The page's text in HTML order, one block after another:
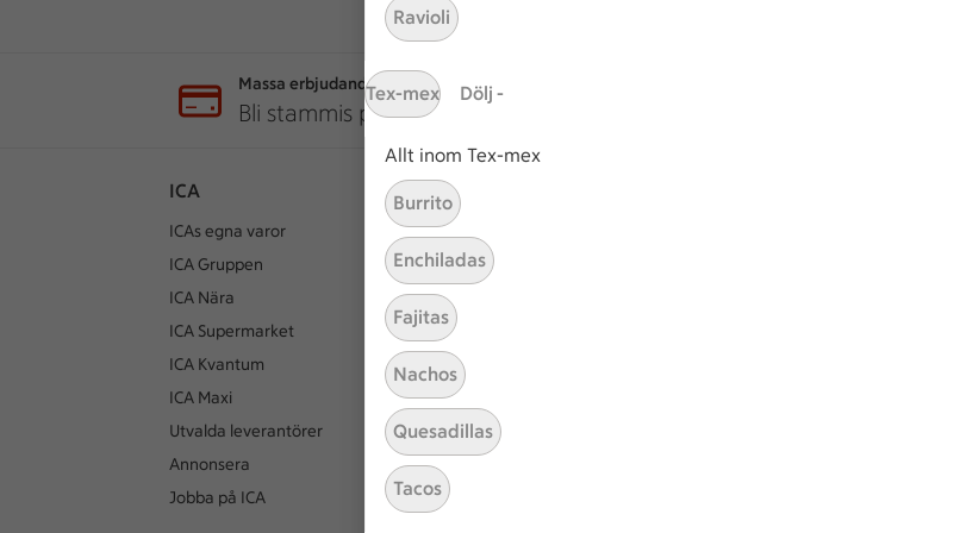
Ravioli
Tex-mex Dölj -
Allt inom Tex-mex
Burrito
Enchiladas
Fajitas
Nachos
Quesadillas
Tacos
Massa erbjudanden
Bli stammis på ICA
ICA
ICAs egna varor
ICA Gruppen
ICA Nära
ICA Supermarket
ICA Kvantum
ICA Maxi
Utvalda leverantörer
Annonsera
Jobba på ICA